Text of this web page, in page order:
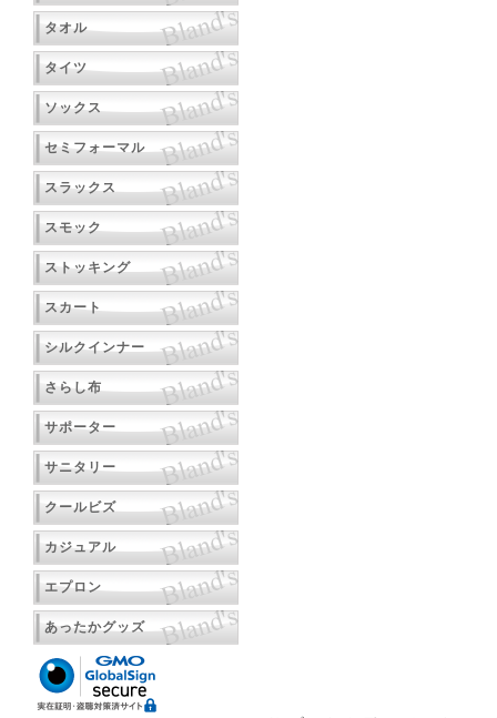
タオル
タイツ
ソックス
セミフォーマル
スラックス
スモック
ストッキング
スカート
シルクインナー
さらし布
サポーター
サニタリー
クールビズ
カジュアル
エプロン
あったかグッズ